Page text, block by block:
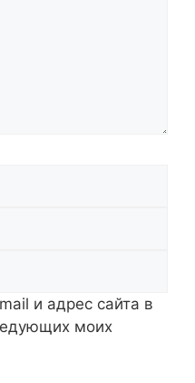
и адрес сайта в
моих